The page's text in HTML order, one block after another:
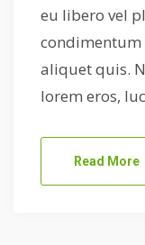
eu libero vel
condimentum
aliquet quis.
lorem eros,
Read More